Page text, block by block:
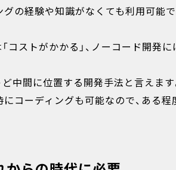
の経験や知識がなくても利用可能
コストがかかる」、ノーコード開発
中間に位置する開発手法と言えま
コーディングも可能なので、ある程